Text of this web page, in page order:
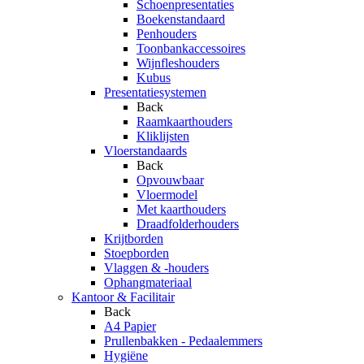
Schoenpresentaties
Boekenstandaard
Penhouders
Toonbankaccessoires
Wijnfleshouders
Kubus
Presentatiesystemen
Back
Raamkaarthouders
Kliklijsten
Vloerstandaards
Back
Opvouwbaar
Vloermodel
Met kaarthouders
Draadfolderhouders
Krijtborden
Stoepborden
Vlaggen & -houders
Ophangmateriaal
Kantoor & Facilitair
Back
A4 Papier
Prullenbakken - Pedaalemmers
Hygiëne